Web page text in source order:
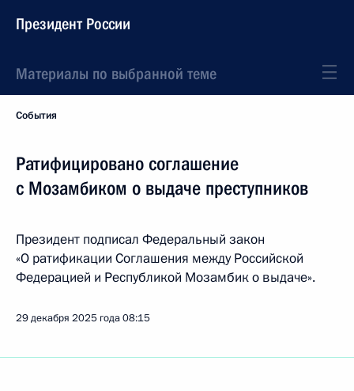
Президент России
Материалы по выбранной теме
События
Ратифицировано соглашение
с Мозамбиком о выдаче преступников
Президент подписал Федеральный закон
«О ратификации Соглашения между Российской
Федерацией и Республикой Мозамбик о выдаче».
29 декабря 2025 года08:15